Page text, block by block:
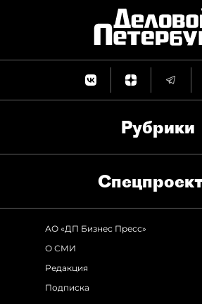
Рубрики
АО «ДП Бизнес Пресс»
О СМИ
Редакция
Подписка